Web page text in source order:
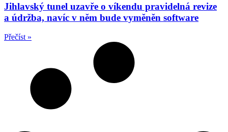
Jihlavský tunel uzavře o víkendu pravidelná revize
a údržba, navíc v něm bude vyměněn software
Přečíst »